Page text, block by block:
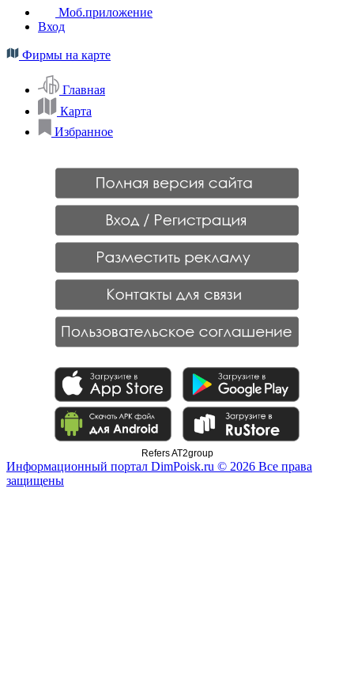
Моб.приложение
Вход
Фирмы на карте
Главная
Карта
Избранное
Refers AT2group
Информационный портал DimPoisk.ru © 2026 Все права
защищены